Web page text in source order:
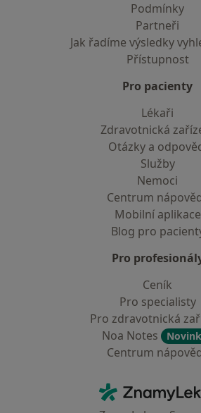
Podmínky
Partneři
Jak řadíme výsledky
Přístupnost
Pro pacienty
Lékaři
Zdravotnická
Otázky a
Služby
Nemoci
Centrum
Mobilní aplikace
Blog pro
Pro
Ceník
Pro specialisty
Pro zdravotnická
Noa Notes
Centrum